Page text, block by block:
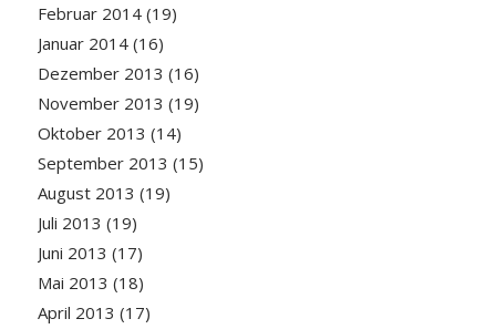
Februar 2014(19)
Januar 2014(16)
Dezember 2013 (16)
November 2013 (19)
Oktober 2013 (14)
September 2013 (15)
August 2013 (19)
Juli 2013 (19)
Juni 2013 (17)
Mai 2013 (18)
April 2013 (17)